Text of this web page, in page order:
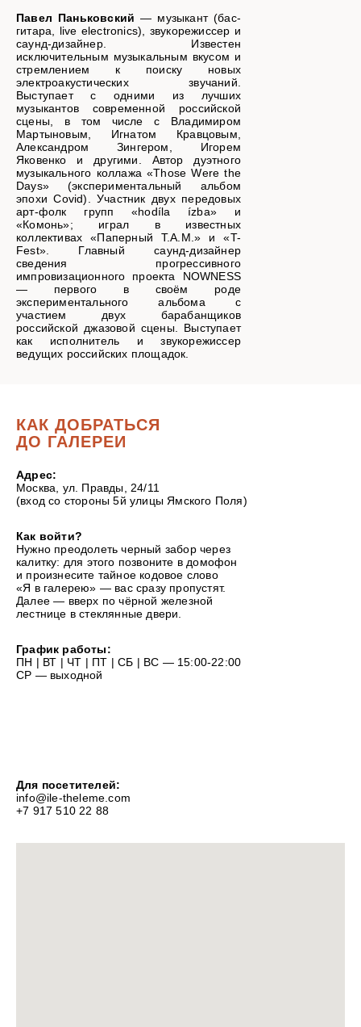
Павел Паньковский — музыкант (бас-
гитара, live electronics), звукорежиссер и
саунд-дизайнер. Известен
исключительным музыкальным вкусом и
стремлением к поиску новых
электроакустических звучаний.
Выступает с одними из лучших
музыкантов современной российской
сцены, в том числе c Владимиром
Мартыновым, Игнатом Кравцовым,
Александром Зингером, Игорем
Яковенко и другими. Автор дуэтного
музыкального коллажа «Those Were the
Days» (экспериментальный альбом
эпохи Covid). Участник двух передовых
арт-фолк групп «hodíla ízba» и
«Комонь»; играл в известных
коллективах «Паперный Т.А.М.» и «T-
Fest». Главный саунд-дизайнер
сведения прогрессивного
импровизационного проекта NOWNESS
— первого в своём роде
экспериментального альбома с
участием двух барабанщиков
российской джазовой сцены. Выступает
как исполнитель и звукорежиссер
ведущих российских площадок.
КАК ДОБРАТЬСЯ
ДО ГАЛЕРЕИ
Адрес:
Москва, ул. Правды, 24/11
(вход со стороны 5й улицы Ямского Поля)
Как войти?
Нужно преодолеть черный забор через
калитку: для этого позвоните в домофон
и произнесите тайное кодовое слово
«Я в галерею» — вас сразу пропустят.
Далее — вверх по чёрной железной
лестнице в стеклянные двери.
Для посетителей:
info@ile-theleme.com
+7 917 510 22 88
График работы:
ПН | ВТ | ЧТ | ПТ | СБ | ВС — 15:00-22:00
СР — выходной